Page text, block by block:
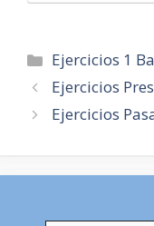
Categorías
Ejercicios 1
Navegación
de
entradas
Ejercicios
Ejercicios